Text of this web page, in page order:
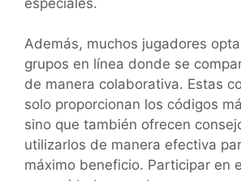
Además, muchos jugadores
grupos en línea donde se
de manera colaborativa. Estas
solo proporcionan los códigos
sino que también ofrecen
utilizarlos de manera efectiva
máximo beneficio. Participar en